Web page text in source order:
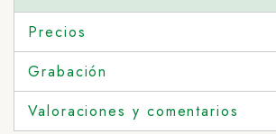
Precios
Grabación
Valoraciones y comentarios